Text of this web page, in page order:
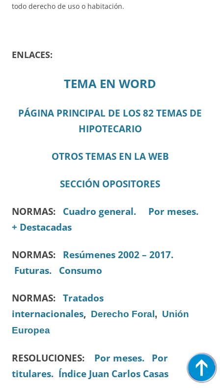
todo derecho de uso o habitación.
ENLACES:
TEMA EN WORD
PÁGINA PRINCIPAL DE LOS 82 TEMAS DE
HIPOTECARIO
OTROS TEMAS EN LA WEB
SECCIÓN OPOSITORES
NORMAS: Cuadro general.
Por meses.
+ Destacadas
NORMAS: Resúmenes 2002 – 2017.
Futuras.
Consumo
NORMAS: Tratados
internacionales, Derecho Foral , Unión
Europea
RESOLUCIONES: Por meses.
Por
titulares. Índice Juan Carlos Casas